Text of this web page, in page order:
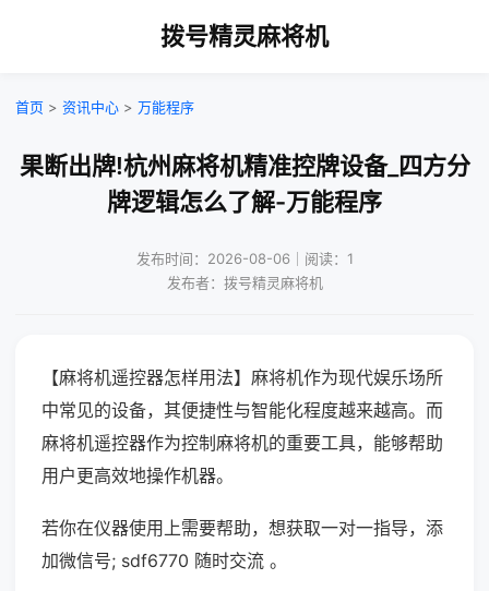
拨号精灵麻将机
首页 > 资讯中心 > 万能程序
果断出牌!杭州麻将机精准控牌设备_四方分
牌逻辑怎么了解-万能程序
发布时间：2026-08-06｜阅读：1
发布者：拨号精灵麻将机
【麻将机遥控器怎样用法】麻将机作为现代娱乐场所
中常见的设备，其便捷性与智能化程度越来越高。而
麻将机遥控器作为控制麻将机的重要工具，能够帮助
用户更高效地操作机器。
若你在仪器使用上需要帮助，想获取一对一指导，添
加微信号; sdf6770 随时交流 。